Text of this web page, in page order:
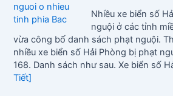
Nhiều xe biển số
nguội ở các tỉnh
vừa công bố danh sách phạt nguội.
nhiều xe biển số Hải Phòng bị phạt
168. Danh sách như sau. Xe biển số
Tiết]